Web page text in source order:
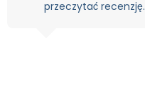
przeczytać recenzję.